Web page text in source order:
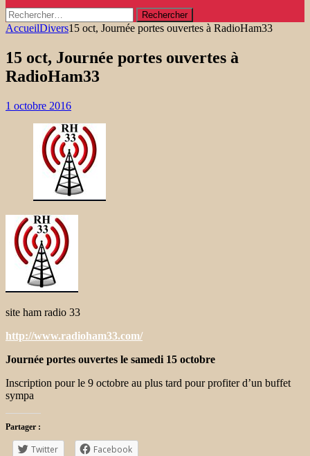
Rechercher :
AccueilDivers15 oct, Journée portes ouvertes à RadioHam33
15 oct, Journée portes ouvertes à
RadioHam33
1 octobre 2016
site ham radio 33
http://www.radioham33.com/
Journée portes ouvertes le samedi 15 octobre
Inscription pour le 9 octobre au plus tard pour profiter d’un buffet
sympa
Partager :
Twitter Facebook